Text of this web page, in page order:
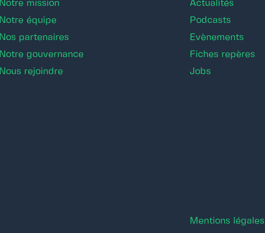
Notre mission
Notre équipe
Nos partenaires
Notre gouvernance
Nous rejoindre
Actualités
Podcasts
Evènements
Fiches repères
Jobs
Mentions légales